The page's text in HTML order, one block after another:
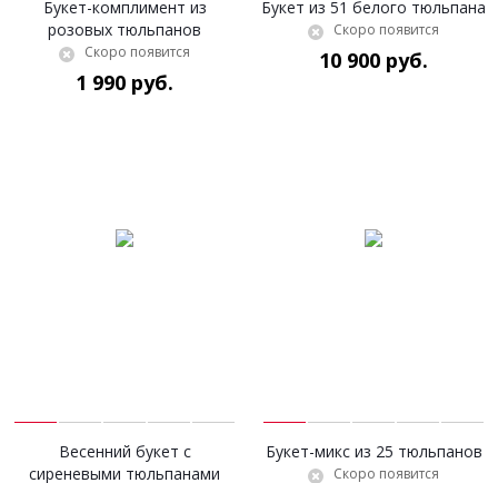
Букет-комплимент из
розовых тюльпанов
Скоро появится
1 990 руб.
Букет из 51 белого тюльпана
Скоро появится
10 900 руб.
Весенний букет с
сиреневыми тюльпанами
Букет-микс из 25 тюльпанов
Скоро появится